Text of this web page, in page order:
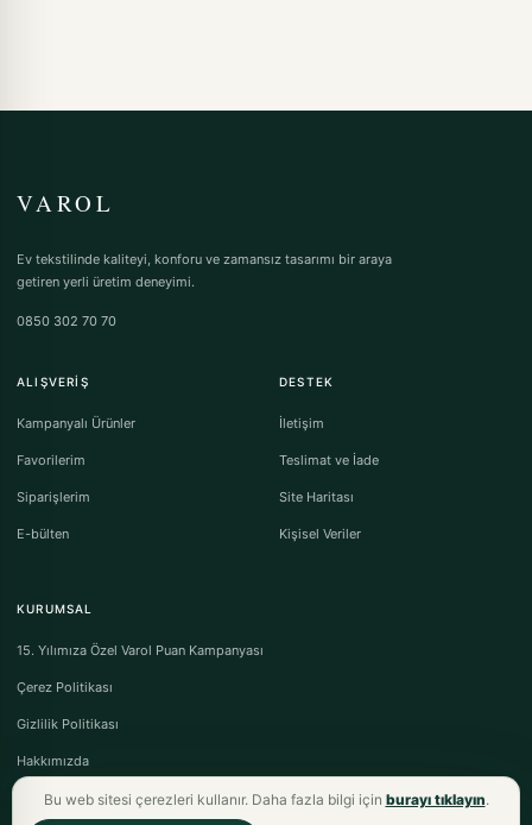
VAROL
Ev tekstilinde kaliteyi, konforu ve zamansız tasarımı bir araya
getiren yerli üretim deneyimi.
0850 302 70 70
ALIŞVERIŞ
Kampanyalı Ürünler
Favorilerim
Siparişlerim
E-bülten
DESTEK
İletişim
Teslimat ve İade
Site Haritası
Kişisel Veriler
KURUMSAL
15. Yılımıza Özel Varol Puan Kampanyası
Çerez Politikası
Gizlilik Politikası
Hakkımızda
Bu web sitesi çerezleri kullanır. Daha fazla bilgi için burayı tıklayın.